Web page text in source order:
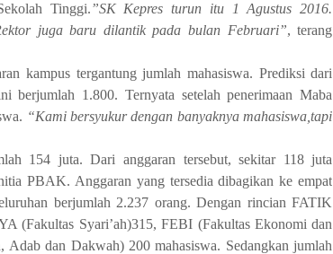
Tinggi.”SK Kepres turun itu 1 Agustus 2016.
juga baru dilantik pada bulan Februari”, terang
kampus tergantung jumlah mahasiswa. Prediksi dari
1.800. Ternyata setelah penerimaan Maba
“Kami bersyukur dengan banyaknya mahasiswa,tapi
154 juta. Dari anggaran tersebut, sekitar 118 juta
PBAK. Anggaran yang tersedia dibagikan ke empat
berjumlah 2.237 orang. Dengan rincian FATIK
(Fakultas Syari’ah)315, FEBI (Fakultas Ekonomi dan
dan Dakwah) 200 mahasiswa. Sedangkan jumlah